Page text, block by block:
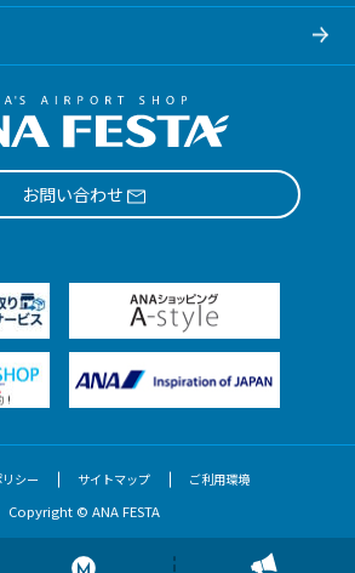
お問い合わせ
シー サイトマップ ご利用環境
Copyright © ANA FESTA